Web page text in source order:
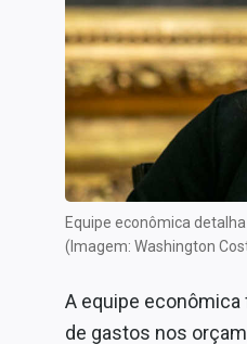
Internacional
Marketing
Tecnologia
Conteúdo de Marca
Sobre
Expediente
Contato
Equipe econômica
(Imagem: Washington
A equipe econômica
de gastos nos